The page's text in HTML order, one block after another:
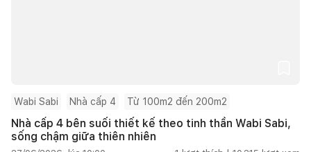
Wabi Sabi Nhà cấp 4 Từ 100m2 đến 200m2
Nhà cấp 4 bên suối thiết kế theo tinh thần Wabi Sabi,
sống chậm giữa thiên nhiên